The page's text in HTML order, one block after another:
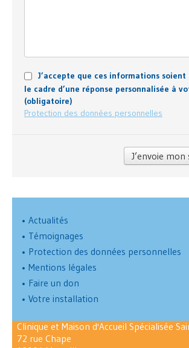
J’accepte que ces informations
le cadre d’une réponse personnalisée à
(obligatoire)
Protection des données personnelles
J’envoie
• Actualités
• Témoignages
• Protection des données personnelles
• Mentions légales
• Faire un don
• Votre installation
Clinique et Maison d'Accueil Spécialisée
72 rue Chape